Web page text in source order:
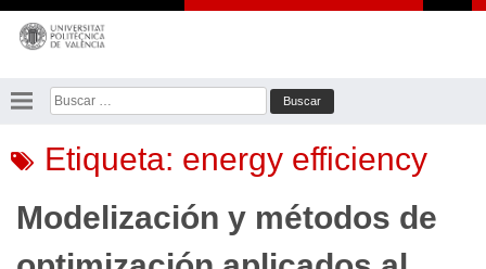
Saltar
contenido
Buscar:
Etiqueta: energy efficiency
Modelización y métodos de